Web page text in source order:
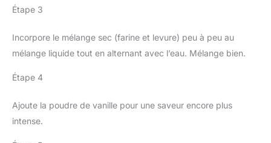
Étape 3
Incorpore le mélange sec (farine et levure) peu à peu au
mélange liquide tout en alternant avec l’eau. Mélange bien.
Étape 4
Ajoute la poudre de vanille pour une saveur encore plus
intense.